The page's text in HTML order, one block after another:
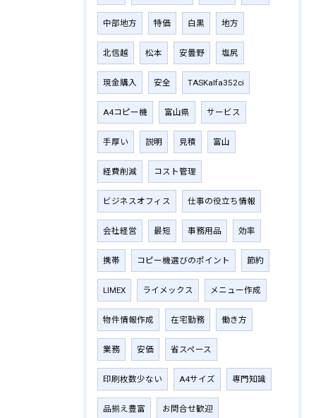
中部地方 特価 白黒 地方
北信越 松本 安曇野 塩尻
現金購入 安全 TASKalfa352ci
A4コピー機 富山県 サービス
手厚い 説明 見積 富山
経費削減 コスト管理
ビジネスオフィス 仕事の役立ち情報
会社経営 最短 事務用品 効率
携帯 コピー機選びのポイント 節約
LIMEX ライメックス メニュー作成
物件情報作成 在宅勤務 働き方
業務 安価 省スペース
印刷枚数少ない A4サイズ 専門知識
品揃え豊富 お問合せ歓迎